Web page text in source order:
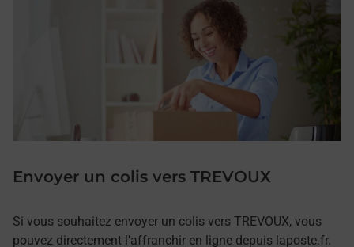
Envoyer un colis vers TREVOUX
Si vous souhaitez envoyer un colis vers TREVOUX, vous
pouvez directement l'affranchir en ligne depuis laposte.fr.